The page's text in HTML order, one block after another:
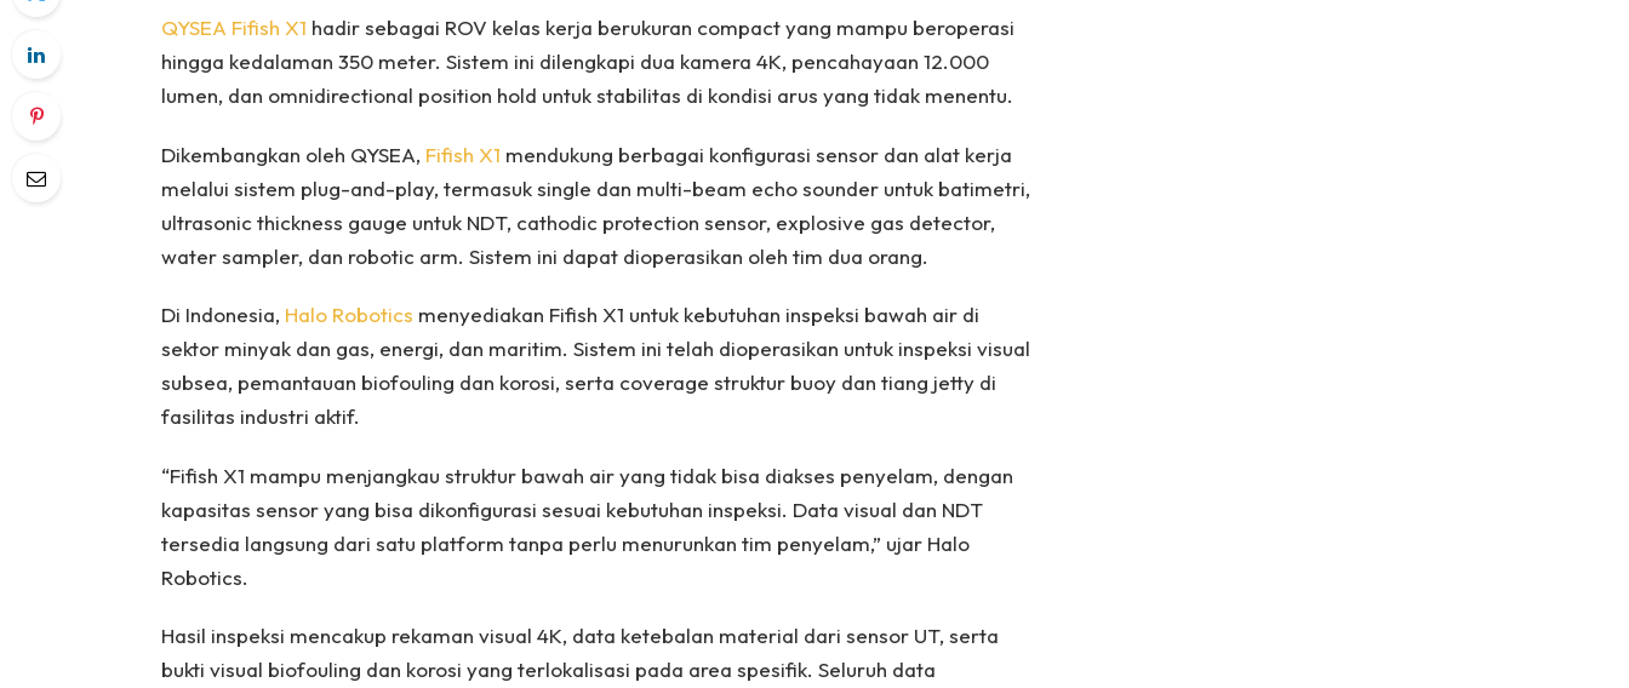
QYSEA Fifish X1 hadir sebagai ROV kelas kerja berukuran compact yang mampu beroperasi
hingga kedalaman 350 meter. Sistem ini dilengkapi dua kamera 4K, pencahayaan 12.000
lumen, dan omnidirectional position hold untuk stabilitas di kondisi arus yang tidak menentu.
Dikembangkan oleh QYSEA, Fifish X1 mendukung berbagai konfigurasi sensor dan alat kerja
melalui sistem plug-and-play, termasuk single dan multi-beam echo sounder untuk batimetri,
ultrasonic thickness gauge untuk NDT, cathodic protection sensor, explosive gas detector,
water sampler, dan robotic arm. Sistem ini dapat dioperasikan oleh tim dua orang.
Di Indonesia, Halo Robotics menyediakan Fifish X1 untuk kebutuhan inspeksi bawah air di
sektor minyak dan gas, energi, dan maritim. Sistem ini telah dioperasikan untuk inspeksi visual
subsea, pemantauan biofouling dan korosi, serta coverage struktur buoy dan tiang jetty di
fasilitas industri aktif.
“Fifish X1 mampu menjangkau struktur bawah air yang tidak bisa diakses penyelam, dengan
kapasitas sensor yang bisa dikonfigurasi sesuai kebutuhan inspeksi. Data visual dan NDT
tersedia langsung dari satu platform tanpa perlu menurunkan tim penyelam,” ujar Halo
Robotics.
Hasil inspeksi mencakup rekaman visual 4K, data ketebalan material dari sensor UT, serta
bukti visual biofouling dan korosi yang terlokalisasi pada area spesifik. Seluruh data